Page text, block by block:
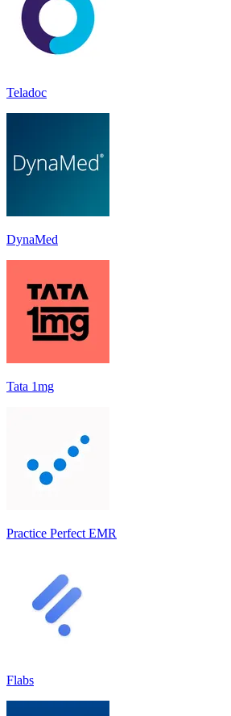
Teladoc
DynaMed
Tata 1mg
Practice Perfect EMR
Flabs